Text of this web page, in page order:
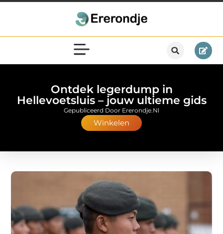
Ontdek legerdump in
Hellevoetsluis – jouw ultieme gids
Winkelen
Gepubliceerd Door Ererondje.nl